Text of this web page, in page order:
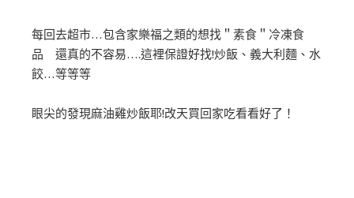
每回去超市…包含家樂福之類的想找＂素食＂冷凍食
品 還真的不容易….這裡保證好找!炒飯、義大利麵、水
餃…等等等
眼尖的發現麻油雞炒飯耶!改天買回家吃看看好了！